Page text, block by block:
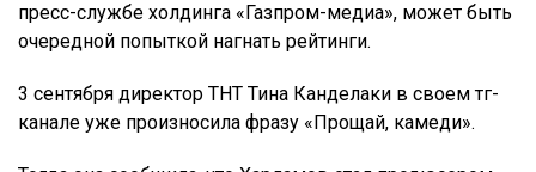
пресс-службе холдинга «Газпром-медиа», может быть
очередной попыткой нагнать рейтинги.
3 сентября директор ТНТ Тина Канделаки в своем тг-
канале уже произносила фразу «Прощай, камеди».